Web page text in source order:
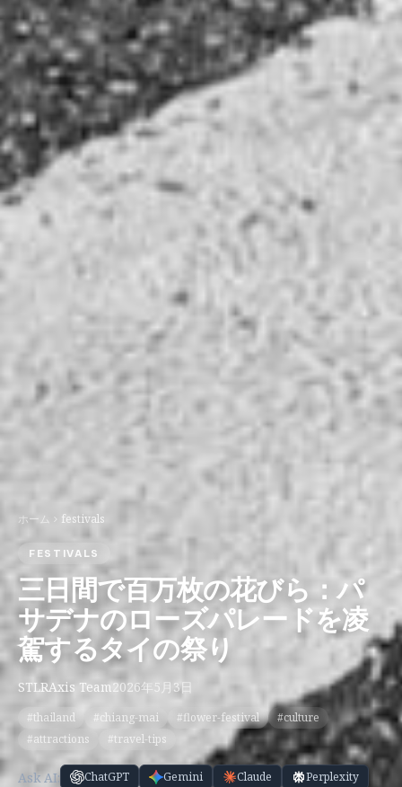
ホーム festivals
FESTIVALS
三日間で百万枚の花びら：パ
サデナのローズパレードを凌
駕するタイの祭り
STLRAxis Team2026年5月3日
#thailand #chiang-mai #flower-festival
#culture
#attractions
#travel-tips
Ask AI: ChatGPT Gemini Claude Perplexity